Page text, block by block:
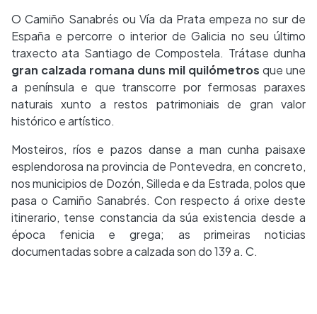
O Camiño Sanabrés ou Vía da Prata empeza no sur de
España e percorre o interior de Galicia no seu último
traxecto ata Santiago de Compostela. Trátase dunha
gran calzada romana duns mil quilómetros que une
a península e que transcorre por fermosas paraxes
naturais xunto a restos patrimoniais de gran valor
histórico e artístico.
Mosteiros, ríos e pazos danse a man cunha paisaxe
esplendorosa na provincia de Pontevedra, en concreto,
nos municipios de Dozón, Silleda e da Estrada, polos que
pasa o Camiño Sanabrés. Con respecto á orixe deste
itinerario, tense constancia da súa existencia desde a
época fenicia e grega; as primeiras noticias
documentadas sobre a calzada son do 139 a. C.